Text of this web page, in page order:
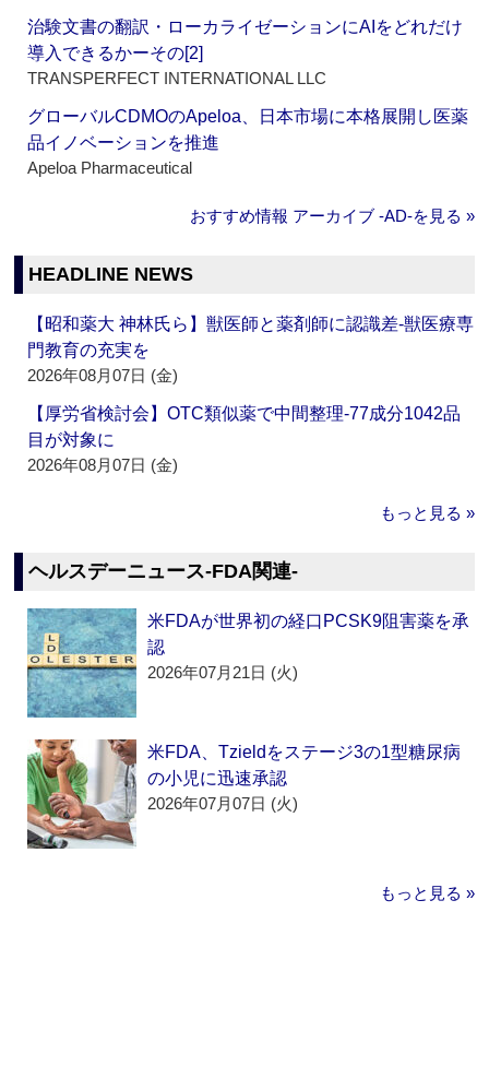
治験文書の翻訳・ローカライゼーションにAIをどれだけ
導入できるかーその[2]
TRANSPERFECT INTERNATIONAL LLC
グローバルCDMOのApeloa、日本市場に本格展開し医薬
品イノベーションを推進
Apeloa Pharmaceutical
おすすめ情報 アーカイブ ‐AD‐を見る »
HEADLINE NEWS
【昭和薬大 神林氏ら】獣医師と薬剤師に認識差‐獣医療専
門教育の充実を
2026年08月07日 (金)
【厚労省検討会】OTC類似薬で中間整理‐77成分1042品
目が対象に
2026年08月07日 (金)
もっと見る »
ヘルスデーニュース‐FDA関連‐
米FDAが世界初の経口PCSK9阻害薬を承
認
2026年07月21日 (火)
米FDA、Tzieldをステージ3の1型糖尿病
の小児に迅速承認
2026年07月07日 (火)
もっと見る »